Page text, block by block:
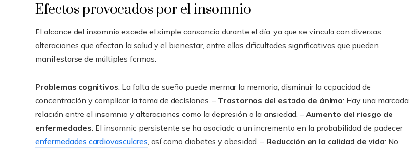
Efectos provocados por el insomnio
El alcance del insomnio excede el simple cansancio durante el día, ya que se vincula con diversas
alteraciones que afectan la salud y el bienestar, entre ellas dificultades significativas que pueden
manifestarse de múltiples formas.
Problemas cognitivos: La falta de sueño puede mermar la memoria, disminuir la capacidad de
concentración y complicar la toma de decisiones. – Trastornos del estado de ánimo: Hay una marcada
relación entre el insomnio y alteraciones como la depresión o la ansiedad. – Aumento del riesgo de
enfermedades: El insomnio persistente se ha asociado a un incremento en la probabilidad de padecer
enfermedades cardiovasculares , así como diabetes y obesidad. – Reducción en la calidad de vida: No